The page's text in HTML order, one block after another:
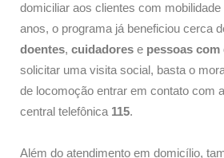
domiciliar aos clientes com
anos, o programa já beneficiou cerca
doentes, cuidadores e pessoas
solicitar uma visita social, basta o
de locomoção entrar em contato com
central telefônica 115.
Além do atendimento em domicílio,